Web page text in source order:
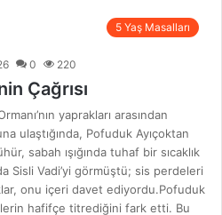
5 Yaş Masalları
0 220
Çağrısı
yaprakları arasından
ulaştığında, Pofuduk Ayıçoktan
sabah ışığında tuhaf bir sıcaklık
Sisli Vadi’yi görmüştü; sis perdeleri
onu içeri davet ediyordu.Pofuduk
hafifçe titrediğini fark etti. Bu